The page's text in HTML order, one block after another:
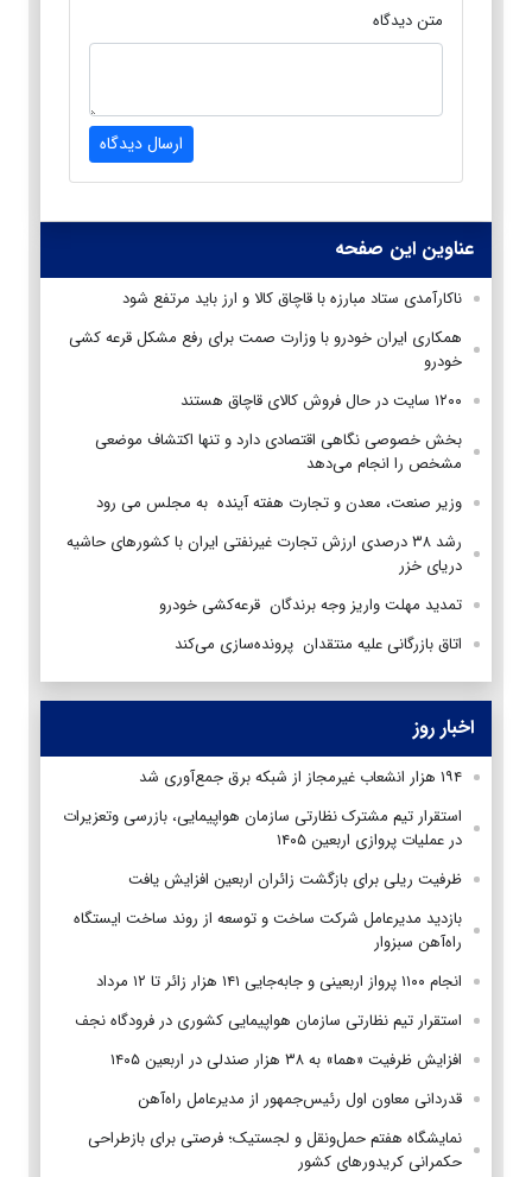
متن دیدگاه
ارسال دیدگاه
عناوین این صفحه
ناکارآمدی ستاد مبارزه با قاچاق کالا و ارز باید مرتفع شود
همکاری ایران خودرو با وزارت صمت برای رفع مشکل قرعه کشی
خودرو
۱۲۰۰ سایت در حال فروش کالای قاچاق هستند
بخش خصوصی نگاهی اقتصادی دارد و تنها اکتشاف موضعی
مشخص را انجام می‌دهد
وزیر صنعت، معدن و تجارت هفته آینده به مجلس می رود
رشد ۳۸ درصدی ارزش تجارت غیرنفتی ایران با کشورهای حاشیه
دریای خزر
تمدید مهلت واریز وجه برندگان قرعه‌کشی خودرو
اتاق بازرگانی علیه منتقدان پرونده‌سازی می‌کند
اخبار روز
۱۹۴ هزار انشعاب غیرمجاز از شبکه برق جمع‌آوری شد
استقرار تیم مشترک نظارتی سازمان هواپیمایی، بازرسی وتعزیرات
در عملیات پروازی اربعین ۱۴۰۵
ظرفیت ریلی برای بازگشت زائران اربعین افزایش یافت
بازدید مدیرعامل شرکت ساخت و توسعه از روند ساخت ایستگاه
راه‌آهن سبزوار
انجام ۱۱۰۰ پرواز اربعینی و جابه‌جایی ۱۴۱ هزار زائر تا ۱۲ مرداد
استقرار تیم‌ نظارتی سازمان هواپیمایی کشوری در فرودگاه نجف
افزایش ظرفیت «هما» به ۳۸ هزار صندلی در اربعین ۱۴۰۵
قدردانی معاون اول رئیس‌جمهور از مدیرعامل راه‌آهن
نمایشگاه هفتم حمل‌ونقل و لجستیک؛ فرصتی برای بازطراحی
حکمرانی کریدورهای کشور